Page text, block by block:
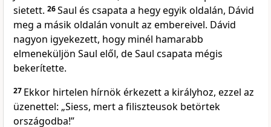
sietett. 26Saul és csapata a hegy egyik oldalán, Dávid
meg a másik oldalán vonult az embereivel. Dávid
nagyon igyekezett, hogy minél hamarabb
elmeneküljön Saul elől, de Saul csapata mégis
bekerítette.
27 Ekkor hirtelen hírnök érkezett a királyhoz, ezzel az
üzenettel: „Siess, mert a filiszteusok betörtek
országodba!”